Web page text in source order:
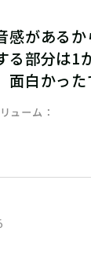
感がある
部分は1
白かった
ューム